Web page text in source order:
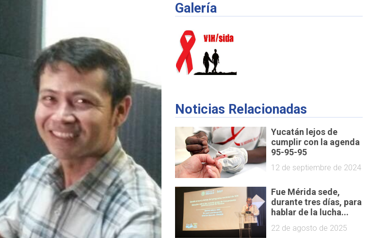
Galería
Noticias Relacionadas
Yucatán lejos de
cumplir con la agenda
95-95-95
12 de septiembre de 2024
Fue Mérida sede,
durante tres días, para
hablar de la lucha...
22 de agosto de 2025